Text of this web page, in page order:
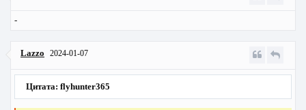
-
Lazzo 2024-01-07
Цитата: flyhunter365